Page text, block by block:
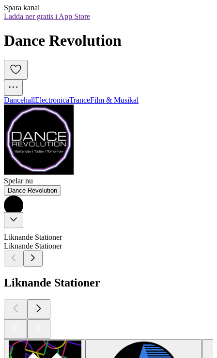
Spara kanal
Ladda ner gratis i App Store
Dance Revolution
DancehallElectronicaTranceFilm & Musikal
Spelar nu
Dance Revolution
Liknande Stationer
Liknande Stationer
Liknande Stationer